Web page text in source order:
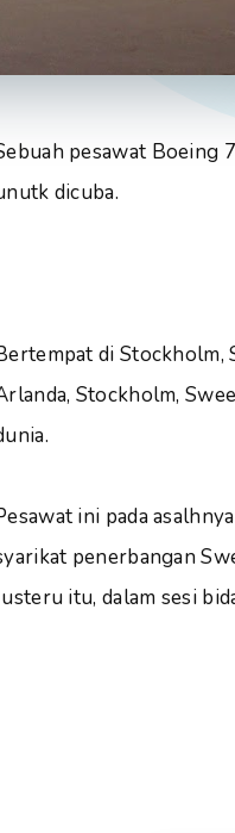
pesawat Boeing
dicuba.
di Stockholm,
Stockholm,
ini pada
penerbangan
itu, dalam sesi